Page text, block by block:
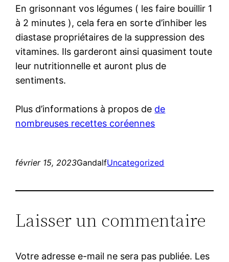
En grisonnant vos légumes ( les faire bouillir 1
à 2 minutes ), cela fera en sorte d’inhiber les
diastase propriétaires de la suppression des
vitamines. Ils garderont ainsi quasiment toute
leur nutritionnelle et auront plus de
sentiments.
Plus d’informations à propos de de
nombreuses recettes coréennes
février 15, 2023GandalfUncategorized
Laisser un commentaire
Votre adresse e-mail ne sera pas publiée. Les